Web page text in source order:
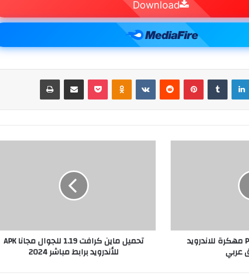
Download
لينكدإن بينتيريست Odnoklassniki
بوكيت مشاركة عبر البريد طباعة
تحميل لعبة PES 2019 مهكرة للاندرويد تحميل ماين كرافت 1.19 للجوال مجانا APK
للأندرويد برابط مباشر 2024